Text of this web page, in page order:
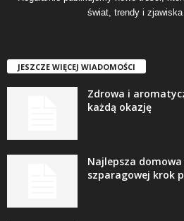
świat, trendy i zjawiska
JESZCZE WIĘCEJ WIADOMOŚCI
Zdrowa i
każdą okazję
Najlepsza
szparagowej krok